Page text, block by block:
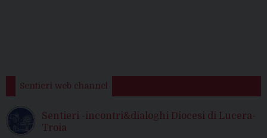
Sentieri web channel
Sentieri -incontri&dialoghi Diocesi di Lucera-
Troia